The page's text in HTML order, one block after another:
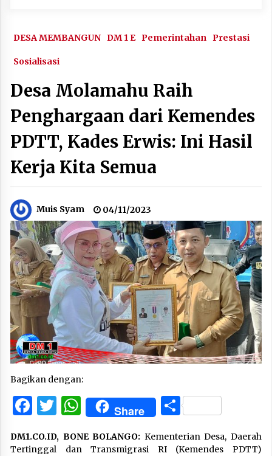
DESA MEMBANGUN DM 1 E Pemerintahan Prestasi
Sosialisasi
Desa Molamahu Raih
Penghargaan dari Kemendes
PDTT, Kades Erwis: Ini Hasil
Kerja Kita Semua
Muis Syam 04/11/2023
Bagikan dengan:
Facebook
Twitter
WhatsApp
Share Share
DM1.CO.ID, BONE BOLANGO: Kementerian Desa, Daerah
Tertinggal dan Transmigrasi RI (Kemendes PDTT)